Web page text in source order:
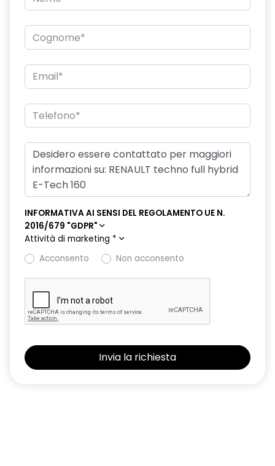
intelligent speed assist assistenza al superamento dei limiti
di velocità
lunotto posteriore con funzione sbrinamento
Manutenzione Connessa, incluso per 8 anni
Pack standard connectivity, tramite app my rnlt
portellone posteriore manuale
privacy glass
retrovisore interno elettrocromico frameless
retrovisori esterni elettrici riscaldabili e ripiegabili
elettricamente
shark antenna
sistema di frenata d'emergenza attiva con riconoscimento
pedoni, ciclisti e incroci
INFORMATIVA AI SENSI DEL REGOLAMENTO UE N.
2016/679 "GDPR"
Attività di marketing *
Acconsento
Non acconsento